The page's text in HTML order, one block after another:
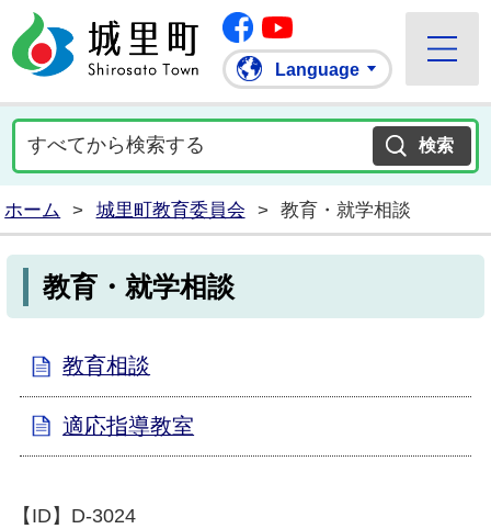
城里町ホームページ
Facebook
Language
ホーム > 城里町教育委員会 > 教育・就学相談
教育・就学相談
教育相談
適応指導教室
【ID】 D-3024